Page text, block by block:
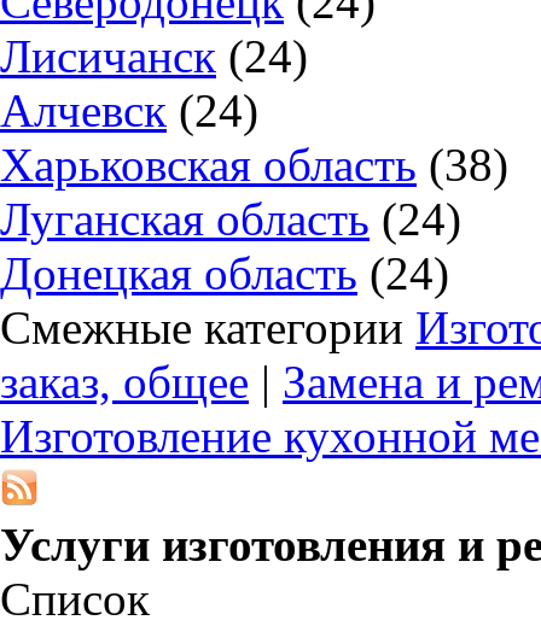
Лисичанск (24)
Алчевск (24)
Харьковская область (38)
Луганская область (24)
Донецкая область (24)
Смежные категории
заказ, общее | Замена и
Изготовление кухонной
Услуги изготовления и
Список